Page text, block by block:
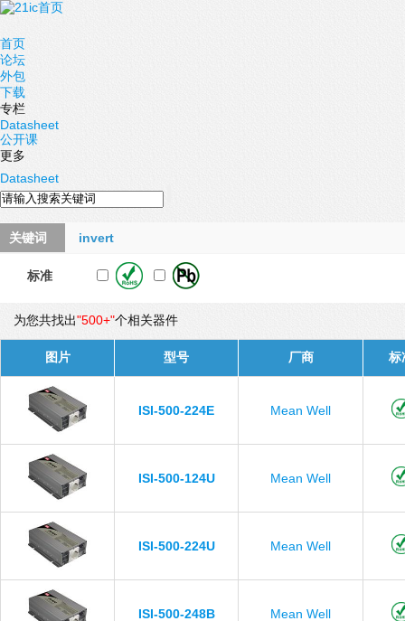
首页
论坛
外包
下载
专栏
Datasheet
公开课
更多
Datasheet
关键词 invert
标准
为您共找出"500+"个相关器件
图片 型号 厂商 标
ISI-500-224E Mean Well
ISI-500-124U Mean Well
ISI-500-224U Mean Well
ISI-500-248B Mean Well